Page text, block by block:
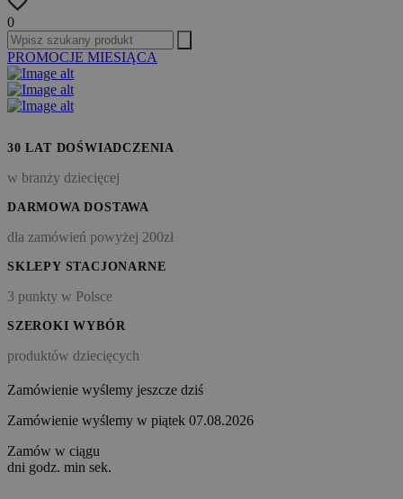
0
PROMOCJE MIESIĄCA
30 LAT DOŚWIADCZENIA
w branży dziecięcej
DARMOWA DOSTAWA
dla zamówień powyżej 200zł
SKLEPY STACJONARNE
3 punkty w Polsce
SZEROKI WYBÓR
produktów dziecięcych
Zamówienie wyślemy jeszcze dziś
Zamówienie wyślemy w piątek 07.08.2026
Zamów w ciągu
dni godz. min sek.